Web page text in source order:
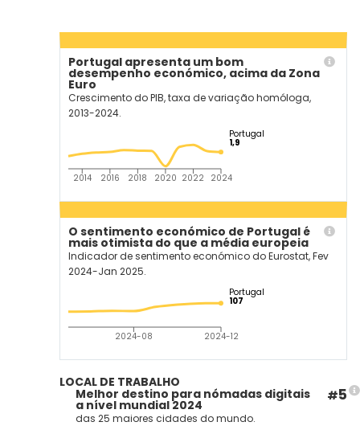
Portugal apresenta um bom
desempenho económico, acima da Zona
Euro
Crescimento do PIB, taxa de variação homóloga,
2013-2024.
2014 2016 2018 2020 2022 2024
Portugal
1,9
O sentimento económico de Portugal é
mais otimista do que a média europeia
Indicador de sentimento económico do Eurostat, Fev
2024-Jan 2025.
2024-08 2024-12
Portugal
107
LOCAL DE TRABALHO
Melhor destino para nómadas digitais
a nível mundial 2024
das 25 maiores cidades do mundo.
#5